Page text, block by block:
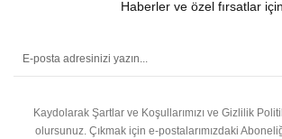
Haberler ve özel fırsatlar için
Kaydolarak Şartlar ve Koşullarımızı ve Gizlilik
olursunuz. Çıkmak için e-postalarımızdaki